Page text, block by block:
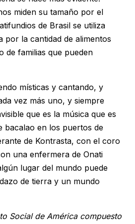
miden su tamaño por el
de Brasil se utiliza
la cantidad de alimentos
de familias que pueden
místicas y cantando, y
vez más uno, y siempre
que es la música que es
bacalao en los puertos de
de Kontrasta, con el coro
una enfermera de Onati
lugar del mundo puede
de tierra y un mundo
Social de América compuesto